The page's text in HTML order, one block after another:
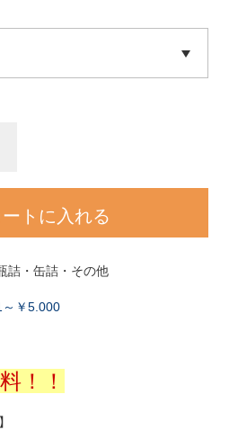
ートに入れる
詰・缶詰・その他
～￥5.000
！！